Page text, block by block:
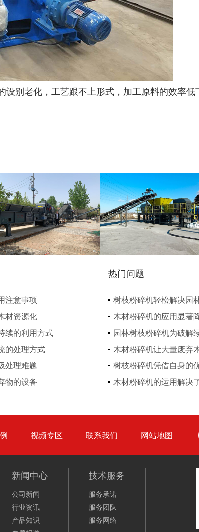
别老化，工艺跟不上形式，加工原料的效率
综合破碎机 大型稻草捆撕碎机...
废旧轮胎胶粉设备... 锯末粉碎机
工业固废处理设备...
注意事项
材资源化
续的利用方式
的处理方式
处理难题
物的设备
热门问题
树枝粉碎机轻松解决园
木材粉碎机的应用显著
园林树枝粉碎机为破解
木材粉碎机让大量废弃
树枝粉碎机凭借自身的
木材粉碎机的运用解决
视频专区 联系我们 网站地图
新闻中心
公司新闻
行业资讯
产品知识
技术服务
服务承诺
服务团队
服务网络